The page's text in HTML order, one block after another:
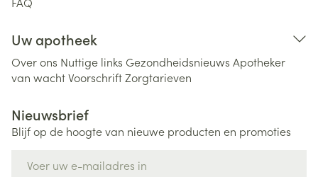
Uw apotheek
Over ons Nuttige links Gezondheidsnieuws Apotheker
van wachtVoorschriftZorgtarieven
Nieuwsbrief
Blijf op de hoogte van nieuwe producten en promoties